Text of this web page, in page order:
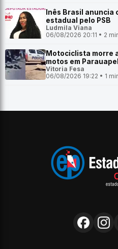
Inês Brasil
estadual pelo PSB
Ludmila Viana
06/08/2026 20:11 • 2
Motociclista morre
motos em
Vitoria Fesa
06/08/2026 19:22 • 1